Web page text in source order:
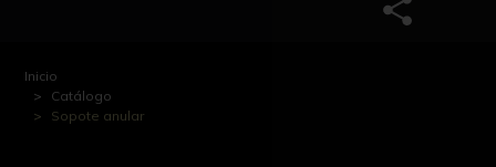
Inicio
Catálogo
Sopote anular